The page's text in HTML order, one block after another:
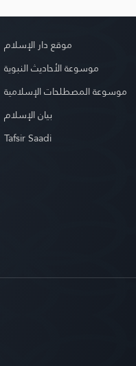
موقع دار الإسلام
موسوعة الأحاديث النبوية
موسوعة المصطلحات الإسلامية
بيان الإسلام
Tafsir Saadi